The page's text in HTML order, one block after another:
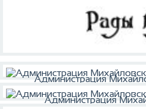
Администрация
Администрация